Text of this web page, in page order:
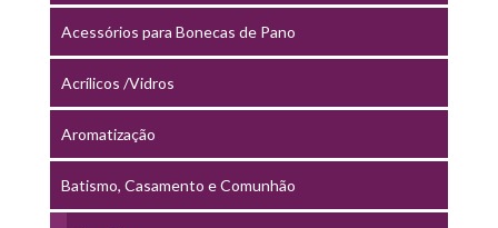
Acessórios para Bonecas de Pano
Acrílicos /Vidros
Aromatização
Batismo, Casamento e Comunhão